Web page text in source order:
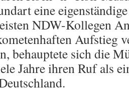
eine
NDW-Kollegen
Aufstieg
behauptete sich die
Jahre ihren Ruf als